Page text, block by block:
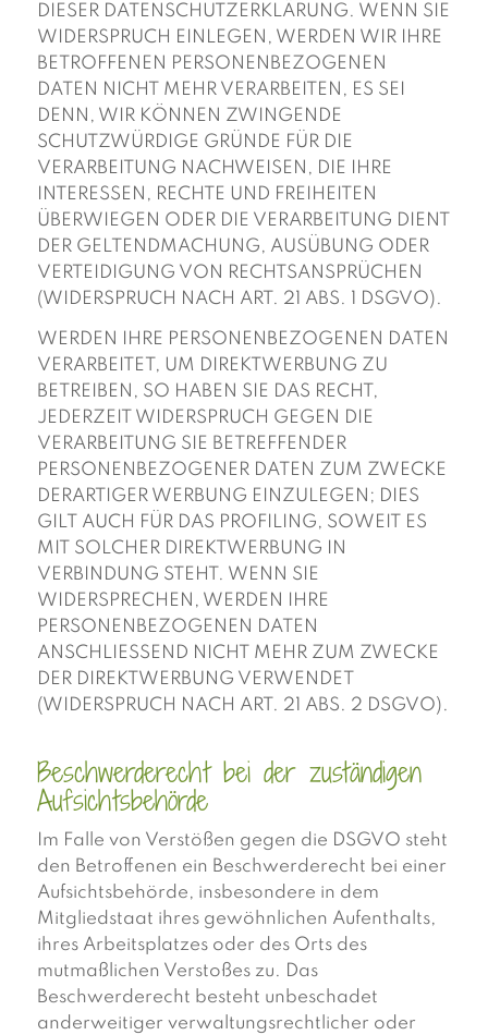
DIESER DATENSCHUTZERKLÄRUNG. WENN SIE
WIDERSPRUCH EINLEGEN, WERDEN WIR IHRE
BETROFFENEN PERSONENBEZOGENEN
DATEN NICHT MEHR VERARBEITEN, ES SEI
DENN, WIR KÖNNEN ZWINGENDE
SCHUTZWÜRDIGE GRÜNDE FÜR DIE
VERARBEITUNG NACHWEISEN, DIE IHRE
INTERESSEN, RECHTE UND FREIHEITEN
ÜBERWIEGEN ODER DIE VERARBEITUNG DIENT
DER GELTENDMACHUNG, AUSÜBUNG ODER
VERTEIDIGUNG VON RECHTSANSPRÜCHEN
(WIDERSPRUCH NACH ART. 21 ABS. 1 DSGVO).
WERDEN IHRE PERSONENBEZOGENEN DATEN
VERARBEITET, UM DIREKTWERBUNG ZU
BETREIBEN, SO HABEN SIE DAS RECHT,
JEDERZEIT WIDERSPRUCH GEGEN DIE
VERARBEITUNG SIE BETREFFENDER
PERSONENBEZOGENER DATEN ZUM ZWECKE
DERARTIGER WERBUNG EINZULEGEN; DIES
GILT AUCH FÜR DAS PROFILING, SOWEIT ES
MIT SOLCHER DIREKTWERBUNG IN
VERBINDUNG STEHT. WENN SIE
WIDERSPRECHEN, WERDEN IHRE
PERSONENBEZOGENEN DATEN
ANSCHLIESSEND NICHT MEHR ZUM ZWECKE
DER DIREKTWERBUNG VERWENDET
(WIDERSPRUCH NACH ART. 21 ABS. 2 DSGVO).
Beschwerde­recht bei der zuständigen
Aufsichts­behörde
Im Falle von Verstößen gegen die DSGVO steht
den Betroffenen ein Beschwerderecht bei einer
Aufsichtsbehörde, insbesondere in dem
Mitgliedstaat ihres gewöhnlichen Aufenthalts,
ihres Arbeitsplatzes oder des Orts des
mutmaßlichen Verstoßes zu. Das
Beschwerderecht besteht unbeschadet
anderweitiger verwaltungsrechtlicher oder